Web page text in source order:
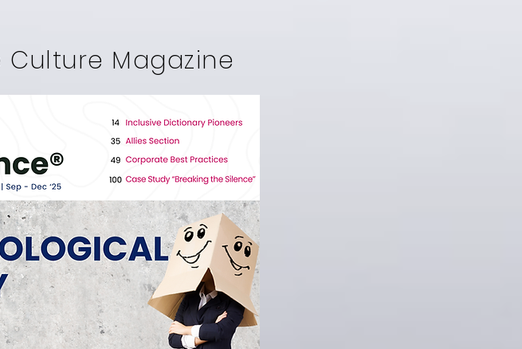
mundo
Culture Magazine